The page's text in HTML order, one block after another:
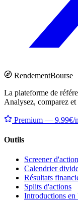
RendementBourse
La plateforme de
Analysez, comparez
Premium — 9.99€/
Outils
Screener
Calendrier
Résultats
Splits d'actions
Introductions en